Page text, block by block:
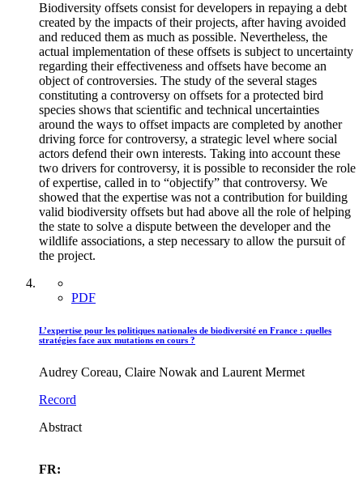
Biodiversity offsets consist for developers in repaying a debt
created by the impacts of their projects, after having avoided
and reduced them as much as possible. Nevertheless, the
actual implementation of these offsets is subject to uncertainty
regarding their effectiveness and offsets have become an
object of controversies. The study of the several stages
constituting a controversy on offsets for a protected bird
species shows that scientific and technical uncertainties
around the ways to offset impacts are completed by another
driving force for controversy, a strategic level where social
actors defend their own interests. Taking into account these
two drivers for controversy, it is possible to reconsider the role
of expertise, called in to “objectify” that controversy. We
showed that the expertise was not a contribution for building
valid biodiversity offsets but had above all the role of helping
the state to solve a dispute between the developer and the
wildlife associations, a step necessary to allow the pursuit of
the project.
PDF
L’expertise pour les politiques nationales de biodiversité en France : quelles
stratégies face aux mutations en cours ?
Audrey Coreau, Claire Nowak and Laurent Mermet
Record
Abstract
FR: